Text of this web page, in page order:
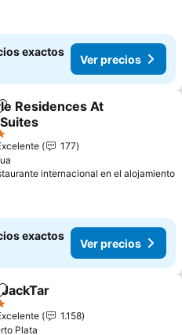
exactos
Ver precios
a favoritos
Residences At
177
internacional en el alojamiento
exactos
Ver precios
a favoritos
1.158
Plata